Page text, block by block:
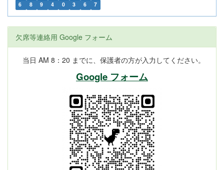
6 8 9 4 0 3 6 7
欠席等連絡用 Google フォーム
当日 AM 8：20 までに、保護者の方が入力してください。
Google フォーム